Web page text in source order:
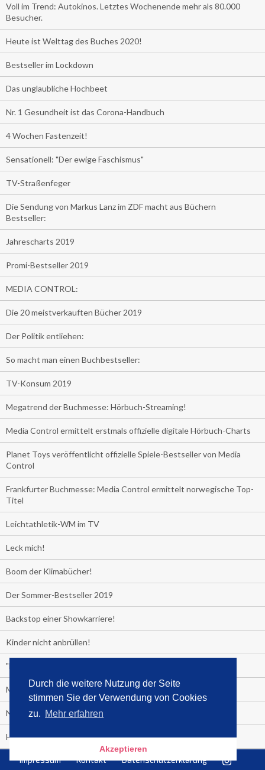
Durch die weitere Nutzung der Seite
stimmen Sie der Verwendung von Cookies
zu. Mehr erfahren
Akzeptieren
Voll im Trend: Autokinos. Letztes Wochenende mehr als 80.000
Besucher.
Heute ist Welttag des Buches 2020!
Bestseller im Lockdown
Das unglaubliche Hochbeet
Nr. 1 Gesundheit ist das Corona-Handbuch
4 Wochen Fastenzeit!
Sensationell: "Der ewige Faschismus"
TV-Straßenfeger
Die Sendung von Markus Lanz im ZDF macht aus Büchern
Bestseller:
Jahrescharts 2019
Promi-Bestseller 2019
MEDIA CONTROL:
Die 20 meistverkauften Bücher 2019
Der Politik entliehen:
So macht man einen Buchbestseller:
TV-Konsum 2019
Megatrend der Buchmesse: Hörbuch-Streaming!
Media Control ermittelt erstmals offizielle digitale Hörbuch-Charts
Planet Toys veröffentlicht offizielle Spiele-Bestseller von Media
Control
Frankfurter Buchmesse: Media Control ermittelt norwegische Top-
Titel
Leichtathletik-WM im TV
Leck mich!
Boom der Klimabücher!
Der Sommer-Bestseller 2019
Backstop einer Showkarriere!
Kinder nicht anbrüllen!
"Das Leben fickt am härtesten"
Media Control exklusiv:
Negativzins
Heute ist Tag des Malbuchs
Welches Auto fahren Sie?
Impressum Kontakt Datenschutzerklärung